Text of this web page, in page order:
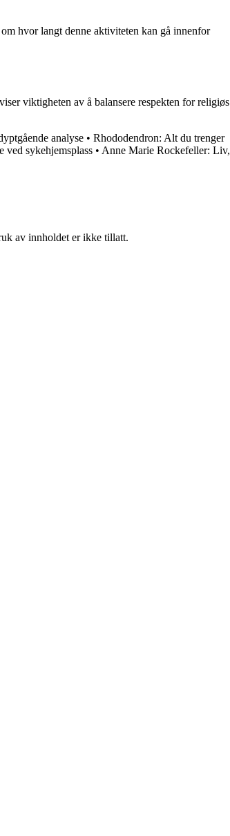
hvor langt denne aktiviteten kan gå innenfor
viktigheten av å balansere respekten for religiøs
analyse • Rhododendron: Alt du trenger
ved sykehjemsplass • Anne Marie Rockefeller: Liv,
av innholdet er ikke tillatt.